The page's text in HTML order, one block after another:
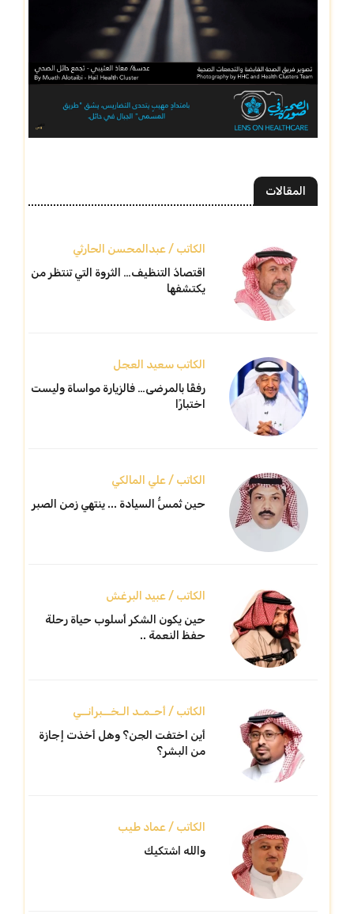
المقالات
الكاتب / عبدالمحسن الحارثي
اقتصادُ التنظيف… الثروة التي تنتظر من
يكتشفها
الكاتب سعيد العجل
رفقًا بالمرضى… فالزيارة مواساة وليست
اختبارًا
الكاتب / علي المالكي
حين تُمسُّ السيادة ... ينتهي زمن الصبر
الكاتب / عبيد البرغش
حين يكون الشكر أسلوب حياة رحلة
حفظ النعمة ..
الكاتب / أحـمـد الـخــبرانــي
أين اختفت الجن؟ وهل أخذت إجازة
من البشر؟
الكاتب / عماد طيب
والله اشتكيك